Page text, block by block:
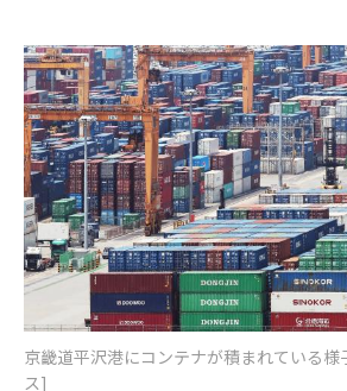
京畿道平沢港にコンテナが積まれている様
ス]